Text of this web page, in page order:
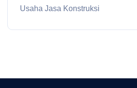
Usaha Jasa Konstruksi